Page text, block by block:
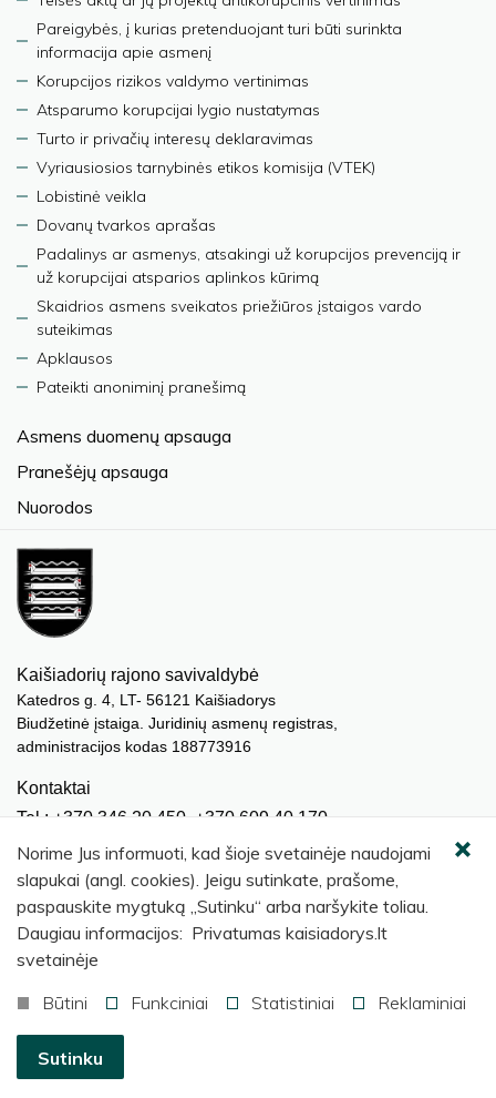
Pareigybės, į kurias pretenduojant turi būti surinkta
informacija apie asmenį
Korupcijos rizikos valdymo vertinimas
Atsparumo korupcijai lygio nustatymas
Turto ir privačių interesų deklaravimas
Vyriausiosios tarnybinės etikos komisija (VTEK)
Lobistinė veikla
Dovanų tvarkos aprašas
Padalinys ar asmenys, atsakingi už korupcijos prevenciją ir
už korupcijai atsparios aplinkos kūrimą
Skaidrios asmens sveikatos priežiūros įstaigos vardo
suteikimas
Apklausos
Pateikti anoniminį pranešimą
Asmens duomenų apsauga
Pranešėjų apsauga
Nuorodos
Kaišiadorių rajono savivaldybė
Katedros g. 4, LT- 56121 Kaišiadorys
Biudžetinė įstaiga. Juridinių asmenų registras,
administracijos kodas 188773916
Kontaktai
Tel.: +370 346 20 450, +370 609 40 170
El. paštas.: meras@kaisiadorys.lt
dokumentai@kaisiadorys.lt
Naujienų prenumerata
© 2026 Kaišiadorių rajono savivaldybė
Norime Jus informuoti, kad šioje svetainėje naudojami
slapukai (angl. cookies). Jeigu sutinkate, prašome,
paspauskite mygtuką „Sutinku“ arba naršykite toliau.
Daugiau informacijos: Privatumas kaisiadorys.lt
svetainėje
Būtini
Funkciniai Statistiniai Reklaminiai
Sutinku